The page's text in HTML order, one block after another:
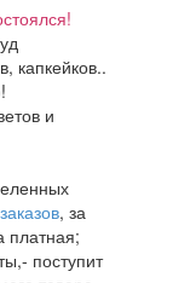
капкейков..
и
, за
платная;
поступит